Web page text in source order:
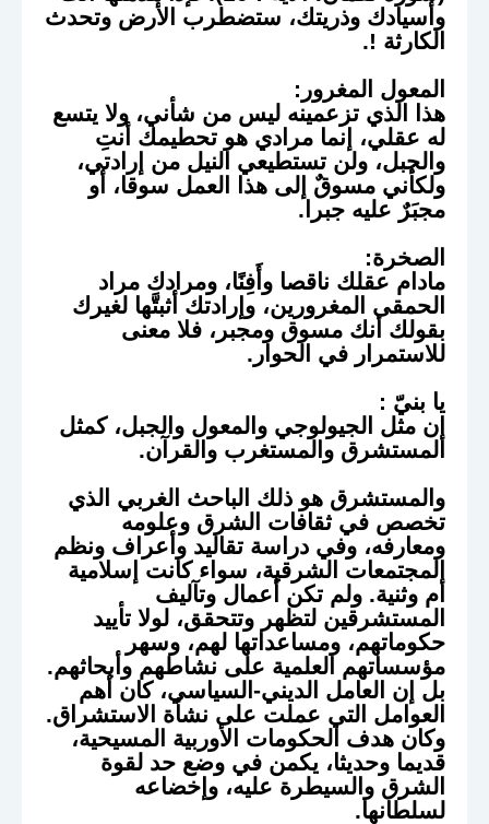
وأسيادك وذريتك، ستضطرب الأرض وتحدث
الكارثة !.
المعول المغرور:
هذا الذي تزعمينه ليس من شأني، ولا يتسع
له عقلي، إنما مرادي هو تحطيمك أنتِ
والجبل، ولن تستطيعي النيل من إرادتي،
ولكأني مسوقٌ إلى هذا العمل سوقا، أو
مجبَرٌ عليه جبرا.
الصخرة:
مادام عقلك ناقصا وأَفِنًا، ومرادك مراد
الحمقى المغرورين، وإرادتك أثبتَّها لغيرك
بقولك أنك مسوق ومجبر، فلا معنى
للاستمرار في الحوار.
يا بنيّ :
إن مثل الجيولوجي والمعول والجبل، كمثل
المستشرق والمستغرب والقرآن.
والمستشرق هو ذلك الباحث الغربي الذي
تخصص في ثقافات الشرق وعلومه
ومعارفه، وفي دراسة تقاليد وأعراف ونظم
المجتمعات الشرقية، سواء كانت إسلامية
أم وثنية. ولم تكن أعمال وتآليف
المستشرقين لتظهر وتتحقق، لولا تأييد
حكوماتهم، ومساعداتها لهم، وسهر
مؤسساتهم العلمية على نشاطهم وأبحاثهم.
بل إن العامل الديني-السياسي، كان أهم
العوامل التي عملت على نشأة الاستشراق.
وكان هدف الحكومات الأوربية المسيحية،
قديما وحديثا، يكمن في وضع حد لقوة
الشرق والسيطرة عليه، وإخضاعه
لسلطانها.